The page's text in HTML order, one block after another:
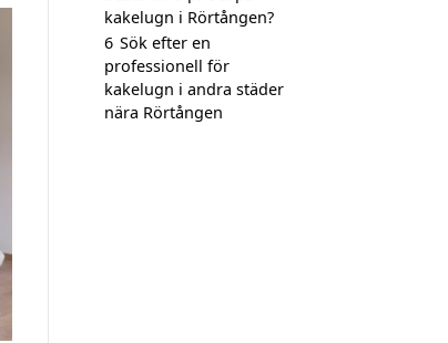
kakelugn i Rörtången?
6 Sök efter en
professionell för
kakelugn i andra städer
nära Rörtången